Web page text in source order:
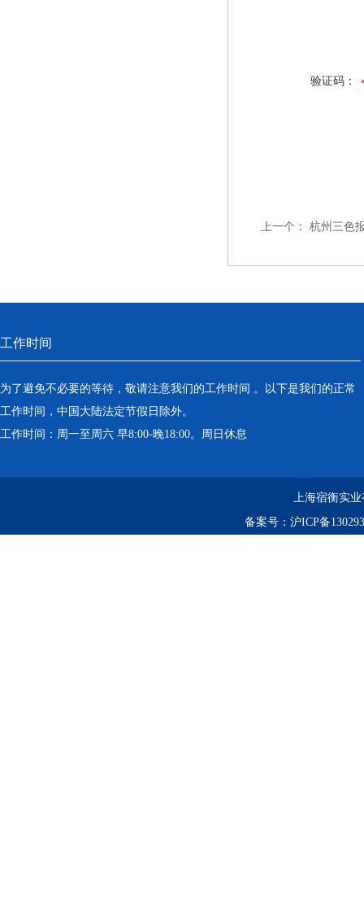
验证码：
上一个： 杭州三色
工作时间
为了避免不必要的等待，敬请注意我们的工作时间 。以下是我们的正常
工作时间，中国大陆法定节假日除外。
工作时间：周一至周六 早8:00-晚18:00。周日休息
上海宿衡实
备案号： 沪ICP备